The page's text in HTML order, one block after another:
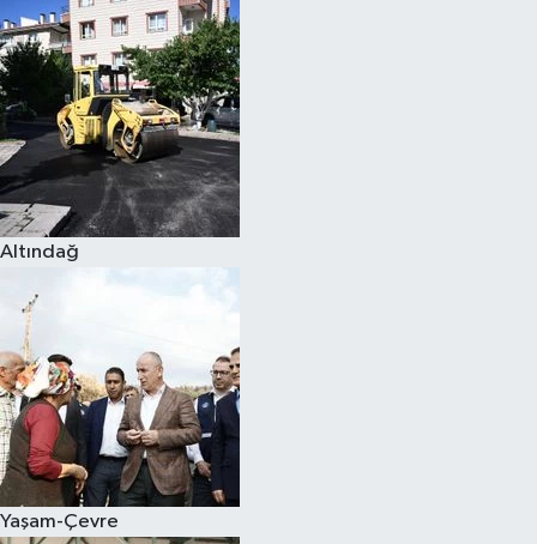
Altındağ
Yaşam-Çevre
Televizyon
Yaşam-Çevre